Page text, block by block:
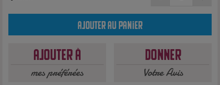
Ajouter au panier
Ajouter à
mes préférées
Donner
Votre Avis